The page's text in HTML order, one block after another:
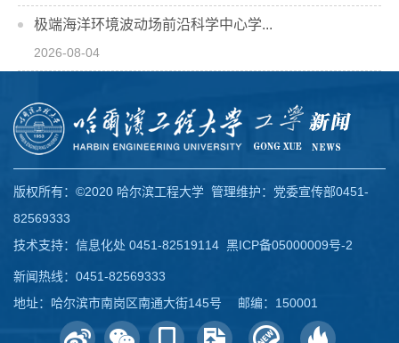
极端海洋环境波动场前沿科学中心学...
2026-08-04
版权所有：©2020 哈尔滨工程大学 管理维护：党委宣传部0451-
82569333
技术支持：信息化处 0451-82519114 黑ICP备05000009号-2
新闻热线：0451-82569333
地址：哈尔滨市南岗区南通大街145号 邮编：150001